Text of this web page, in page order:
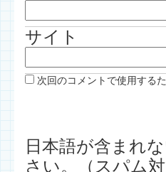
サイト
次回のコメントで使用する
日本語が含まれ
さい。（スパム対